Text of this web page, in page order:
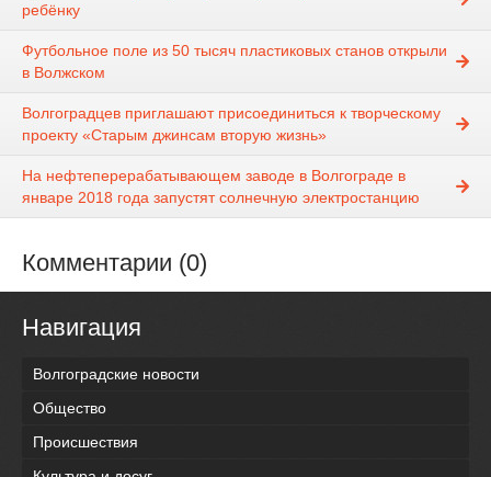
ребёнку
Футбольное поле из 50 тысяч пластиковых станов открыли
в Волжском
Волгоградцев приглашают присоединиться к творческому
проекту «Старым джинсам вторую жизнь»
На нефтеперерабатывающем заводе в Волгограде в
январе 2018 года запустят солнечную электростанцию
Комментарии (0)
Навигация
Волгоградские новости
Общество
Происшествия